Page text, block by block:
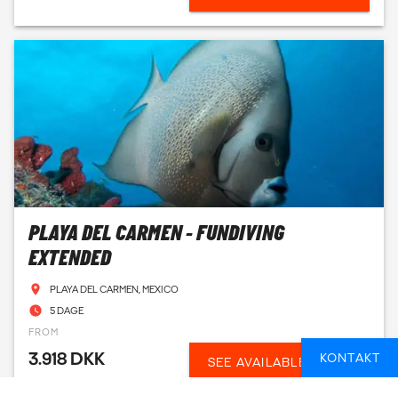
PLAYA DEL CARMEN - FUNDIVING
EXTENDED
PLAYA DEL CARMEN, MEXICO
5 DAGE
FROM
3.918 DKK SEE AVAILABLE DATESKONTAKT